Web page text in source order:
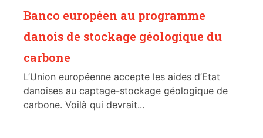
Banco européen au programme
danois de stockage géologique du
carbone
L’Union européenne accepte les aides d’Etat
danoises au captage-stockage géologique de
carbone. Voilà qui devrait...